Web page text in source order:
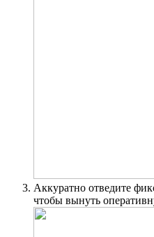
Аккуратно отведите
чтобы вынуть